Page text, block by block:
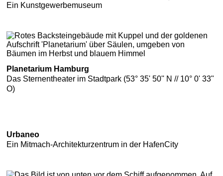
Ein Kunstgewerbemuseum
Planetarium Hamburg
Das Sternentheater im Stadtpark (53° 35' 50'' N // 10° 0' 33"
O)
Urbaneo
Ein Mitmach-Architekturzentrum in der HafenCity